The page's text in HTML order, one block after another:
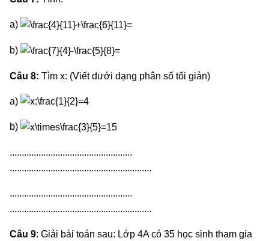
a)
b)
Câu 8: Tìm x: (Viết dưới dạng phân số tối giản)
a)
b)
...................................................
...........................................................
...................................................
...........................................................
Câu 9: Giải bài toán sau: Lớp 4A có 35 học sinh tham gia